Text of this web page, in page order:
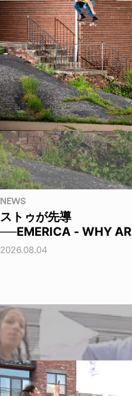
NEWS
ストゥが先導
──EMERICA - WHY
2026.08.04